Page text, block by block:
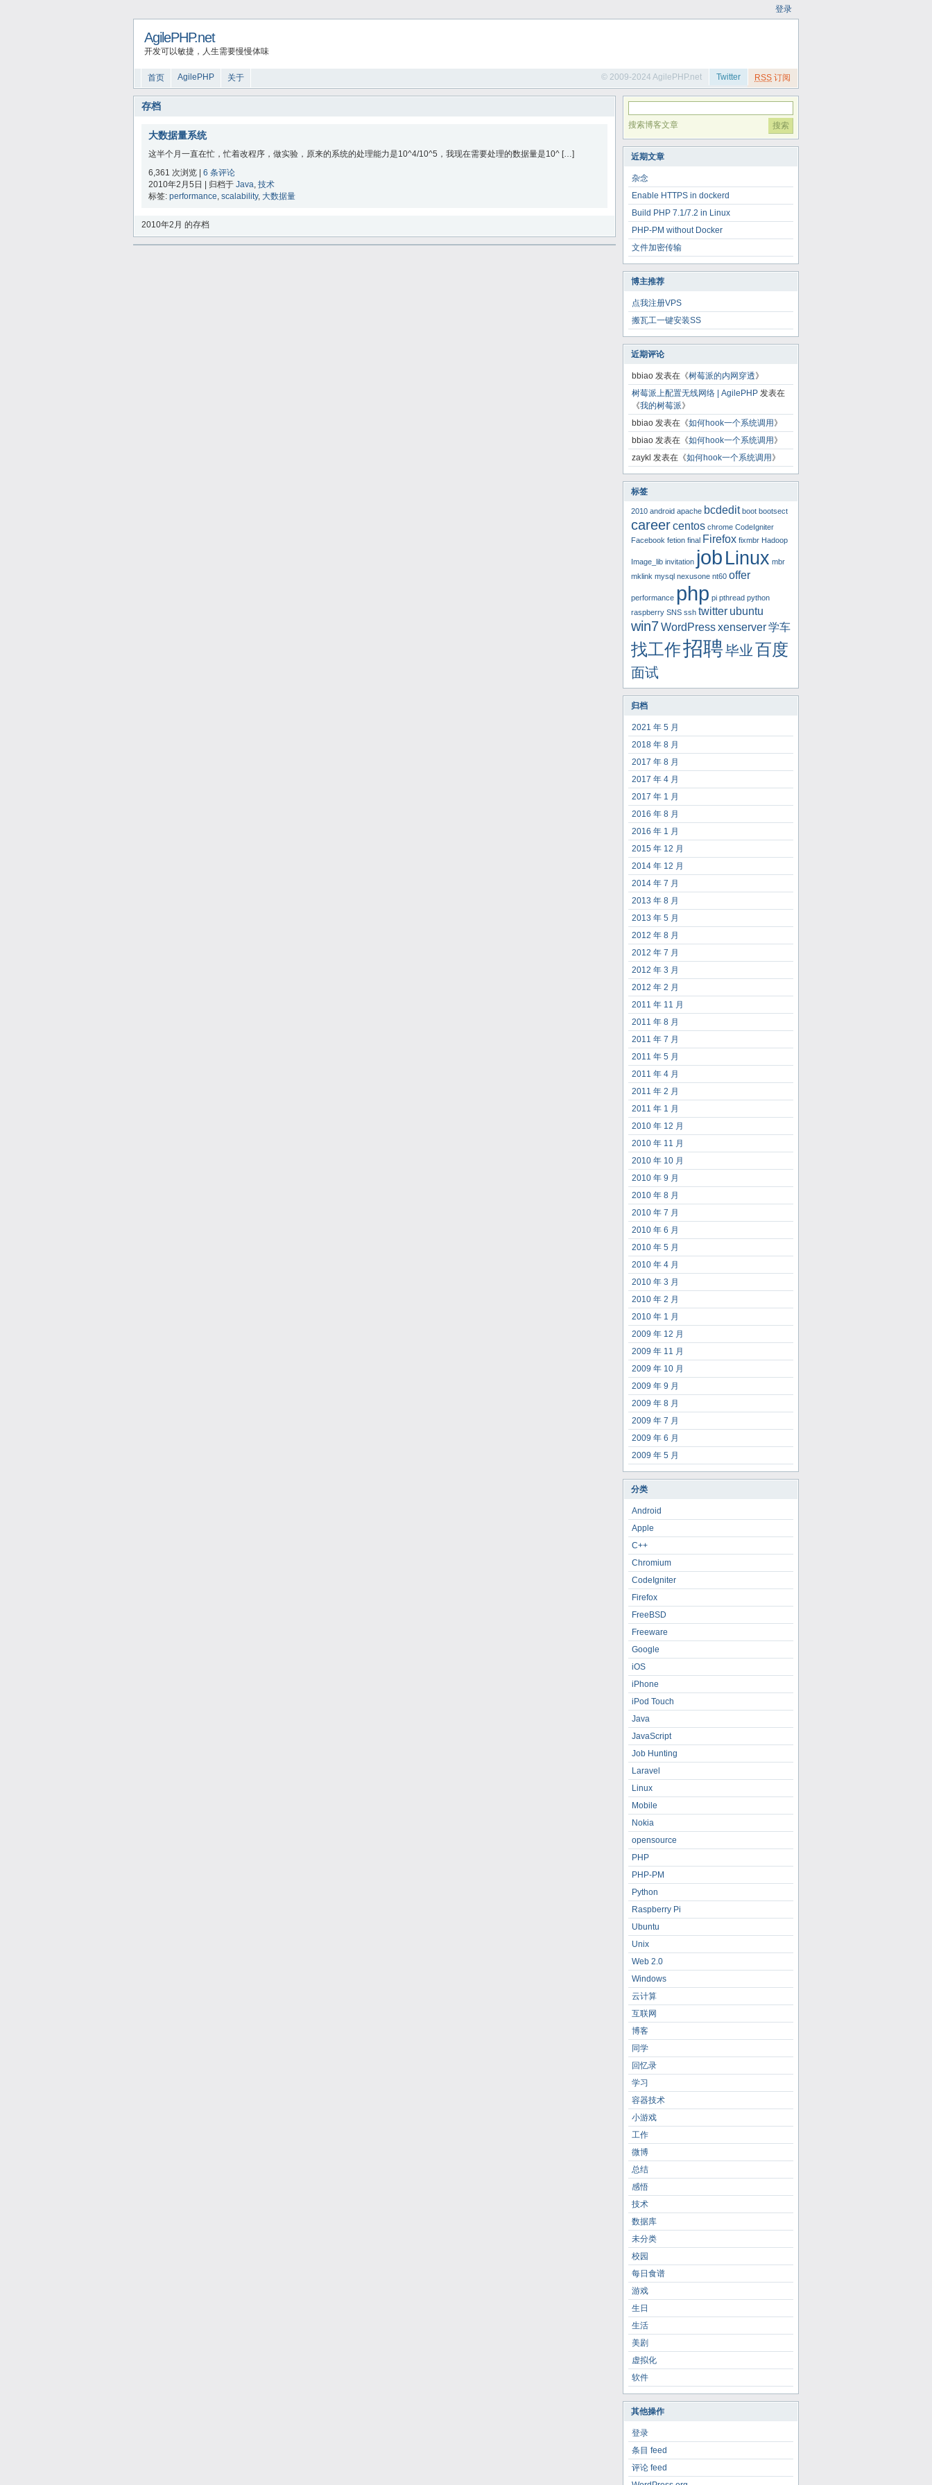
登录
AgilePHP.net
开发可以敏捷，人生需要慢慢体味
首页 AgilePHP 关于 RSS 订阅
Twitter
© 2009-2024 AgilePHP.net
存档
大数据量系统
这半个月一直在忙，忙着改程序，做实验，原来的系统的处理能力是10^4/10^5，我现在需要处理的数据量是10^ […]
6,361 次浏览 | 6 条评论
2010年2月5日 | 归档于 Java, 技术
标签: performance, scalability, 大数据量
2010年2月 的存档
搜索博客文章
近期文章
杂念
Enable HTTPS in dockerd
Build PHP 7.1/7.2 in Linux
PHP-PM without Docker
文件加密传输
博主推荐
点我注册VPS
搬瓦工一键安装SS
近期评论
bbiao 发表在《树莓派的内网穿透》
树莓派上配置无线网络 | AgilePHP 发表在
《我的树莓派》
bbiao 发表在《如何hook一个系统调用 》
bbiao 发表在《如何hook一个系统调用 》
zaykl 发表在《如何hook一个系统调用 》
标签
2010 android apache bcdedit boot bootsect
careercentos chrome CodeIgniter
Facebook fetion final Firefox fixmbr Hadoop
Image_lib invitation jobLinux mbr
mklink mysql nexusone nt60 offer
performance php pi pthread python
raspberry SNS ssh twitter ubuntu
win7WordPressxenserver学车
找工作招聘毕业百度
面试
归档
2021 年 5 月
2018 年 8 月
2017 年 8 月
2017 年 4 月
2017 年 1 月
2016 年 8 月
2016 年 1 月
2015 年 12 月
2014 年 12 月
2014 年 7 月
2013 年 8 月
2013 年 5 月
2012 年 8 月
2012 年 7 月
2012 年 3 月
2012 年 2 月
2011 年 11 月
2011 年 8 月
2011 年 7 月
2011 年 5 月
2011 年 4 月
2011 年 2 月
2011 年 1 月
2010 年 12 月
2010 年 11 月
2010 年 10 月
2010 年 9 月
2010 年 8 月
2010 年 7 月
2010 年 6 月
2010 年 5 月
2010 年 4 月
2010 年 3 月
2010 年 2 月
2010 年 1 月
2009 年 12 月
2009 年 11 月
2009 年 10 月
2009 年 9 月
2009 年 8 月
2009 年 7 月
2009 年 6 月
2009 年 5 月
分类
Android
Apple
C++
Chromium
CodeIgniter
Firefox
FreeBSD
Freeware
Google
iOS
iPhone
iPod Touch
Java
JavaScript
Job Hunting
Laravel
Linux
Mobile
Nokia
opensource
PHP
PHP-PM
Python
Raspberry Pi
Ubuntu
Unix
Web 2.0
Windows
云计算
互联网
博客
同学
回忆录
学习
容器技术
小游戏
工作
微博
总结
感悟
技术
数据库
未分类
校园
每日食谱
游戏
生日
生活
美剧
虚拟化
软件
其他操作
登录
条目 feed
评论 feed